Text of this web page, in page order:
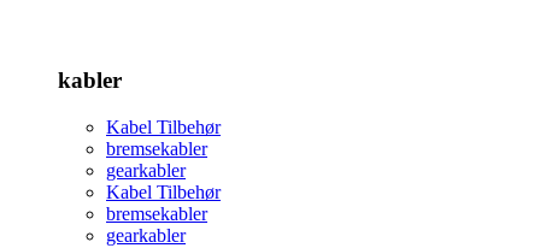
kabler
Kabel Tilbehør
bremsekabler
gearkabler
Kabel Tilbehør
bremsekabler
gearkabler